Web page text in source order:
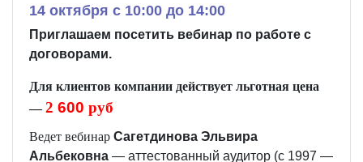
14 октября c 10:00 до 14:00
Приглашаем посетить вебинар по работе с
договорами.
Для клиентов компании действует льготная цена
—2 600 руб
Ведет вебинар Сагетдинова Эльвира
Альбековна — аттестованный аудитор (c 1997 —